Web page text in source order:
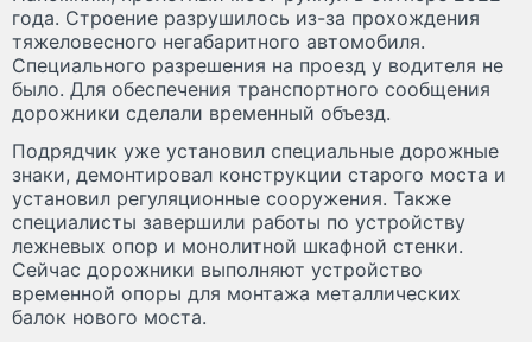
года. Строение разрушилось из-за прохождения
тяжеловесного негабаритного автомобиля.
Специального разрешения на проезд у водителя не
было. Для обеспечения транспортного сообщения
дорожники сделали временный объезд.
Подрядчик уже установил специальные дорожные
знаки, демонтировал конструкции старого моста и
установил регуляционные сооружения. Также
специалисты завершили работы по устройству
лежневых опор и монолитной шкафной стенки.
Сейчас дорожники выполняют устройство
временной опоры для монтажа металлических
балок нового моста.